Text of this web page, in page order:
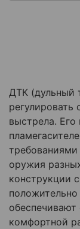
ДТК (дульный
выстрела.
требованиями
оружия
конструкции
комфортной